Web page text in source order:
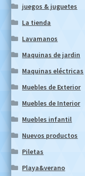
juegos & juguetes
La tienda
Lavamanos
Maquinas de jardin
Maquinas eléctricas
Muebles de Exterior
Muebles de Interior
Muebles infantil
Nuevos productos
Piletas
Playa&verano